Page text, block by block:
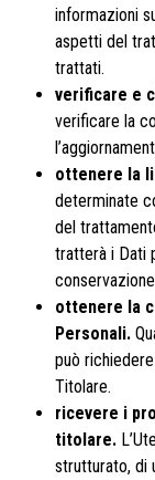
informazioni
aspetti del
trattati.
verificare e
verificare la
ottenere la
determinate
del
tratterà i Dati
ottenere la
Personali.
può
Titolare.
ricevere i
titolare.
strutturato, di